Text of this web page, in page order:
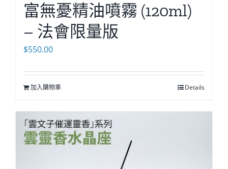
富無憂精油噴霧 (120ml)
– 法會限量版
$550.00
加入購物車 Details